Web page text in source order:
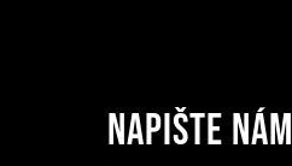
Napište nám